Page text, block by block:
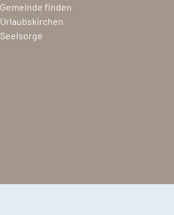
Gemeinde finden
Urlaubskirchen
Seelsorge